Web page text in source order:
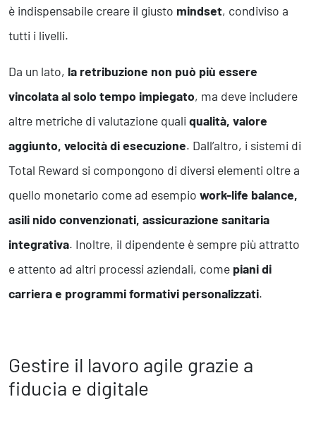
è indispensabile creare il giusto mindset, condiviso a
tutti i livelli.
Da un lato, la retribuzione non può più essere
vincolata al solo tempo impiegato, ma deve includere
altre metriche di valutazione quali qualità, valore
aggiunto, velocità di esecuzione. Dall’altro, i sistemi di
Total Reward si compongono di diversi elementi oltre a
quello monetario come ad esempio work-life balance,
asili nido convenzionati, assicurazione sanitaria
integrativa. Inoltre, il dipendente è sempre più attratto
e attento ad altri processi aziendali, come piani di
carriera e programmi formativi personalizzati.
Gestire il lavoro agile grazie a
fiducia e digitale